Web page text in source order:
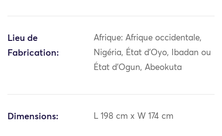
Lieu de
Fabrication:
Afrique: Afrique occidentale,
Nigéria, État d'Oyo, Ibadan ou
État d'Ogun, Abeokuta
Dimensions: L 198 cm x W 174 cm